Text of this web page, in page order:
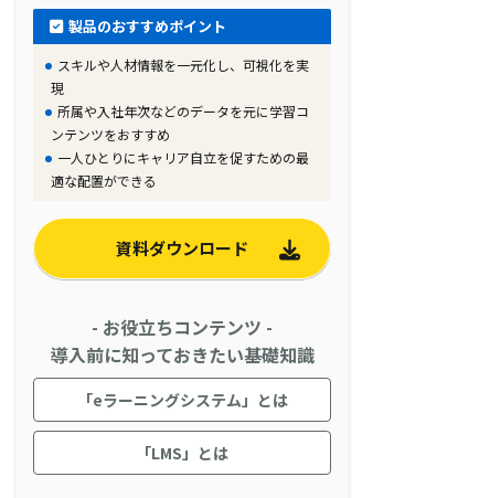
製品のおすすめポイント
スキルや人材情報を一元化し、可視化を実
現
所属や入社年次などのデータを元に学習コ
ンテンツをおすすめ
一人ひとりにキャリア自立を促すための最
適な配置ができる
資料ダウンロード
- お役立ちコンテンツ -
導入前に知っておきたい基礎知識
「eラーニングシステム」とは
「LMS」とは